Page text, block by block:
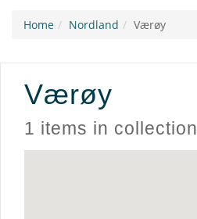
Home Nordland Værøy
Værøy
1 items in collection